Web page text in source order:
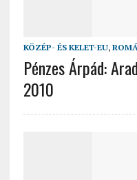
KÖZÉP- ÉS KELET-EU,
Pénzes Árpád:
2010